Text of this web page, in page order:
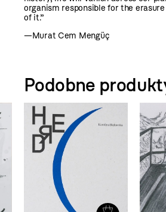
organism responsible for the
of it.”
—Murat Cem Mengüç
Podobne